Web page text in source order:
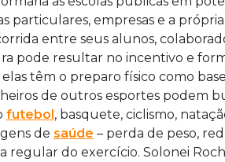
particulares, empresas e a
entre seus alunos,
pode resultar no incentivo e
têm o preparo físico como
de outros esportes podem
futebol, basquete, ciclismo,
de saúde – perda de peso,
regular do exercício. Solonei